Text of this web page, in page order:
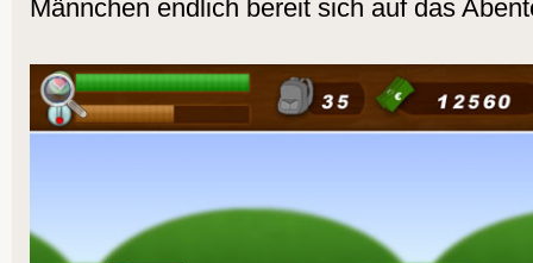
Männchen endlich bereit sich auf das